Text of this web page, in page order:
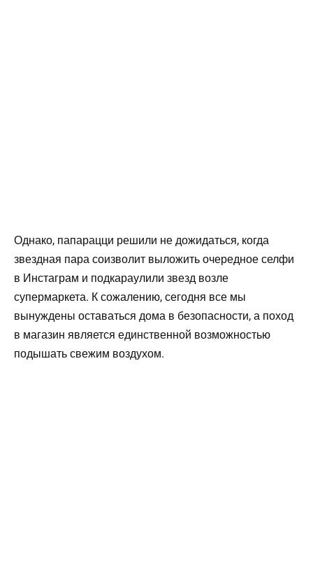
Однако, папарацци решили не дожидаться, когда
звездная пара соизволит выложить очередное селфи
в Инстаграм и подкараулили звезд возле
супермаркета. К сожалению, сегодня все мы
вынуждены оставаться дома в безопасности, а поход
в магазин является единственной возможностью
подышать свежим воздухом.